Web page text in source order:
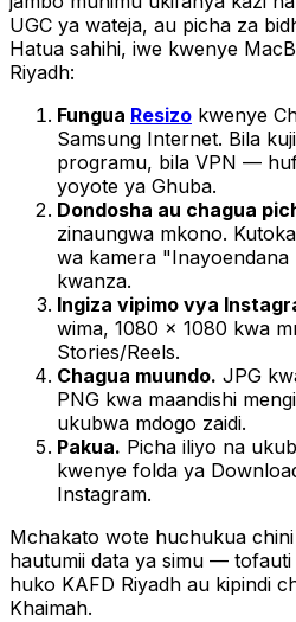
UGC ya wateja, au picha za
Hatua sahihi, iwe kwenye
Riyadh:
Fungua Resizo kwenye
Samsung Internet. Bila
programu, bila VPN —
yoyote ya Ghuba.
Dondosha au chagua
zinaungwa mkono.
wa kamera "Inayoendana
kwanza.
Ingiza vipimo vya
wima, 1080 × 1080 kwa
Stories/Reels.
Chagua muundo. JPG
PNG kwa maandishi
ukubwa mdogo zaidi.
Pakua. Picha iliyo na
kwenye folda ya
Instagram.
Mchakato wote huchukua
hautumii data ya simu —
huko KAFD Riyadh au kipindi
Khaimah.